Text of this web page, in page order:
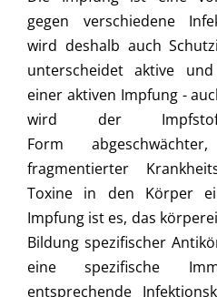
gegen verschiedene
wird deshalb auch
unterscheidet aktive
einer aktiven Impfung -
wird der
Form
fragmentierter
Toxine in den Körper
Impfung ist es, das
Bildung spezifischer
eine spezifische
entsprechende